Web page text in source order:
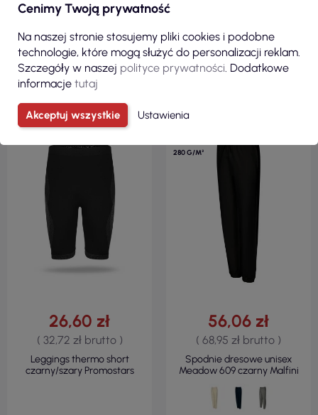
ZOBACZ ZOBACZ
26,60 zł
( 32,72 zł brutto )
Leggings thermo short
czarny/szary Promostars
280 G/M²
56,06 zł
( 68,95 zł brutto )
Spodnie dresowe unisex
Meadow 609 czarny Malfini
Cenimy Twoją prywatność
Na naszej stronie stosujemy pliki cookies i podobne
technologie, które mogą służyć do personalizacji reklam.
Szczegóły w naszej polityce prywatności. Dodatkowe
informacje tutaj
Akceptuj wszystkie Ustawienia